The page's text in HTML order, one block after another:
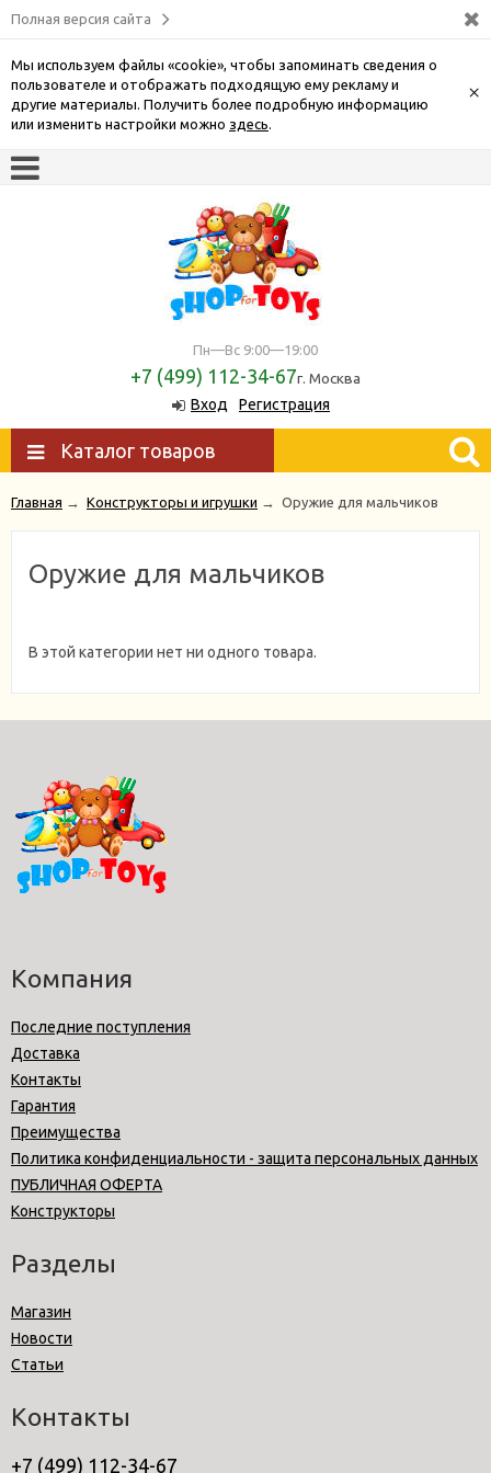
Полная версия сайта
Мы используем файлы «cookie», чтобы запоминать сведения о
пользователе и отображать подходящую ему рекламу и
другие материалы. Получить более подробную информацию
или изменить настройки можно здесь.
×
Пн—Вс 9:00—19:00
+7 (499) 112-34-67г. Москва
Вход
Регистрация
Каталог товаров
Главная → Конструкторы и игрушки → Оружие для мальчиков
Оружие для мальчиков
В этой категории нет ни одного товара.
Компания
Последние поступления
Доставка
Контакты
Гарантия
Преимущества
Политика конфиденциальности - защита персональных данных
ПУБЛИЧНАЯ ОФЕРТА
Конструкторы
Разделы
Магазин
Новости
Статьи
Контакты
+7 (499) 112-34-67